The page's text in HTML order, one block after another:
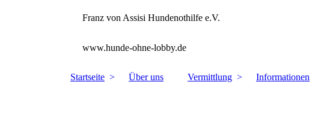
Franz von Assisi Hundenothilfe e.V.
www.hunde-ohne-lobby.de
Startseite Über uns Vermittlung Informationen